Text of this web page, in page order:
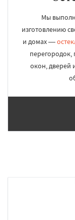
Мы
изготовлению
и домах —
окон, дверей